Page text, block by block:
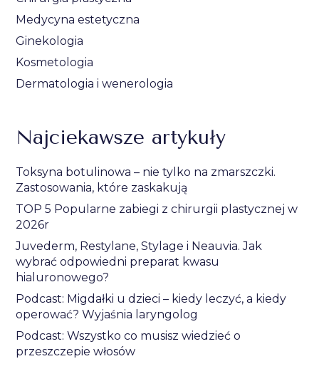
Medycyna estetyczna
Ginekologia
Kosmetologia
Dermatologia i wenerologia
Najciekawsze artykuły
Toksyna botulinowa – nie tylko na zmarszczki.
Zastosowania, które zaskakują
TOP 5 Popularne zabiegi z chirurgii plastycznej w
2026r
Juvederm, Restylane, Stylage i Neauvia. Jak
wybrać odpowiedni preparat kwasu
hialuronowego?
Podcast: Migdałki u dzieci – kiedy leczyć, a kiedy
operować? Wyjaśnia laryngolog
Podcast: Wszystko co musisz wiedzieć o
przeszczepie włosów